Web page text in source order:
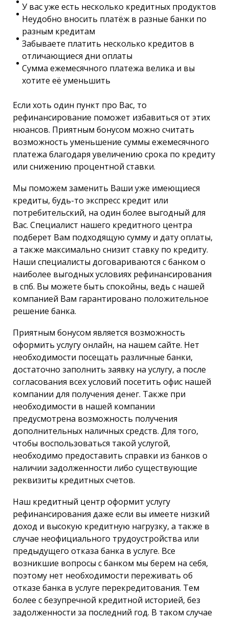
У вас уже есть несколько кредитных продуктов
Неудобно вносить платёж в разные банки по
разным кредитам
Забываете платить несколько кредитов в
отличающиеся дни оплаты
Сумма ежемесячного платежа велика и вы
хотите её уменьшить
Если хоть один пункт про Вас, то
рефинансирование поможет избавиться от этих
нюансов. Приятным бонусом можно считать
возможность уменьшение суммы ежемесячного
платежа благодаря увеличению срока по кредиту
или снижению процентной ставки.
Мы поможем заменить Ваши уже имеющиеся
кредиты, будь-то экспресс кредит или
потребительский, на один более выгодный для
Вас. Специалист нашего кредитного центра
подберет Вам подходящую сумму и дату оплаты,
а также максимально снизит ставку по кредиту.
Наши специалисты договариваются с банком о
наиболее выгодных условиях рефинансирования
в спб. Вы можете быть спокойны, ведь с нашей
компанией Вам гарантировано положительное
решение банка.
Приятным бонусом является возможность
оформить услугу онлайн, на нашем сайте. Нет
необходимости посещать различные банки,
достаточно заполнить заявку на услугу, а после
согласования всех условий посетить офис нашей
компании для получения денег. Также при
необходимости в нашей компании
предусмотрена возможность получения
дополнительных наличных средств. Для того,
чтобы воспользоваться такой услугой,
необходимо предоставить справки из банков о
наличии задолженности либо существующие
реквизиты кредитных счетов.
Наш кредитный центр оформит услугу
рефинансирования даже если вы имеете низкий
доход и высокую кредитную нагрузку, а также в
случае неофициального трудоустройства или
предыдущего отказа банка в услуге. Все
возникшие вопросы с банком мы берем на себя,
поэтому нет необходимости переживать об
отказе банка в услуге перекредитования. Тем
более с безупречной кредитной историей, без
задолженности за последний год. В таком случае